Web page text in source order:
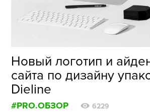
Новый логотип и
сайта по дизайну
Dieline
#PRO.ОБЗОР 6229